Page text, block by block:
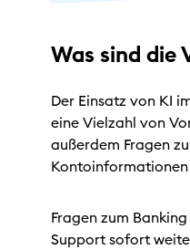
Was sind die
Der Einsatz von KI
eine Vielzahl von
außerdem Fragen
Fragen zum
Support sofort